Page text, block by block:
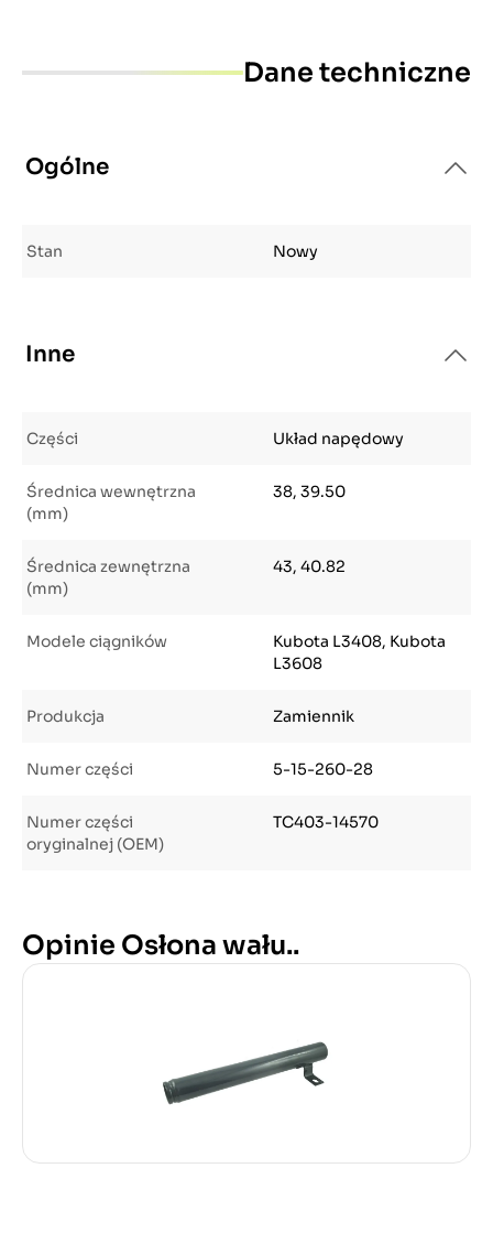
Dane techniczne
Ogólne
Stan Nowy
Inne
Części Układ napędowy
Średnica wewnętrzna
(mm)
38, 39.50
Średnica zewnętrzna
(mm)
43, 40.82
Modele ciągników
Kubota L3408, Kubota
L3608
Produkcja Zamiennik
Numer części 5-15-260-28
Numer części
oryginalnej (OEM)
TC403-14570
Opinie Osłona wału..